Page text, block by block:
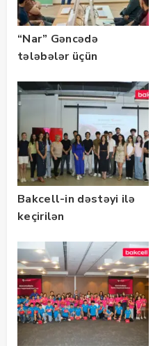
“Nar” Gəncədə
tələbələr üçün
təlimləri təşkil edib
Bakcell-in dəstəyi ilə
keçirilən
Bootcamp” başladı